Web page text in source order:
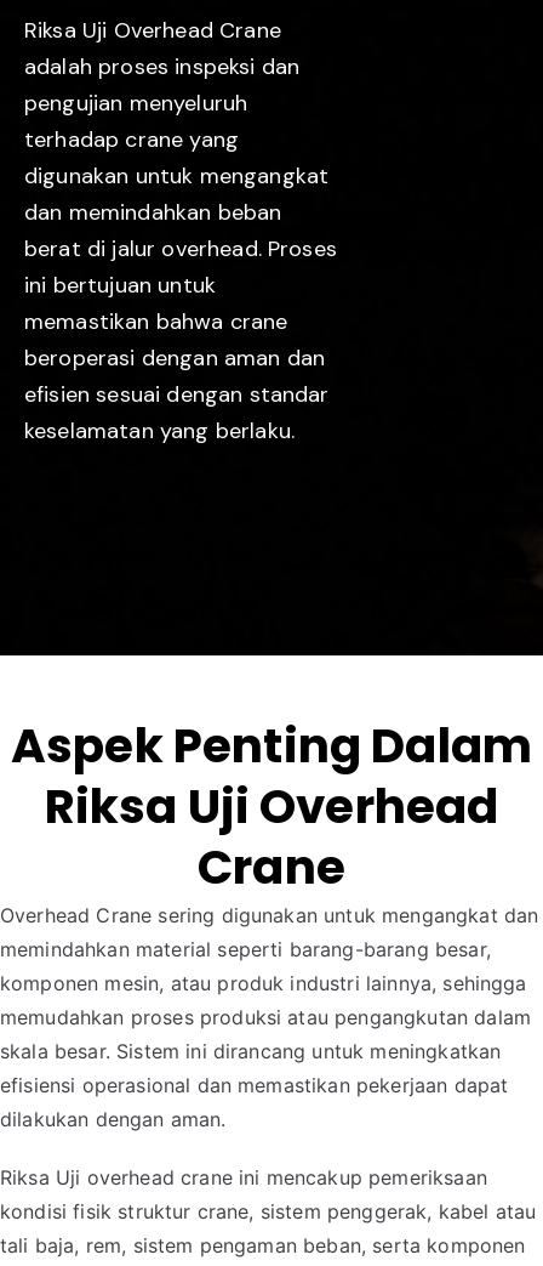
Riksa Uji Overhead Crane
adalah proses inspeksi dan
pengujian menyeluruh
terhadap crane yang
digunakan untuk mengangkat
dan memindahkan beban
berat di jalur overhead. Proses
ini bertujuan untuk
memastikan bahwa crane
beroperasi dengan aman dan
efisien sesuai dengan standar
keselamatan yang berlaku.
Aspek Penting Dalam
Riksa Uji Overhead
Crane
Overhead Crane sering digunakan untuk mengangkat dan
memindahkan material seperti barang-barang besar,
komponen mesin, atau produk industri lainnya, sehingga
memudahkan proses produksi atau pengangkutan dalam
skala besar. Sistem ini dirancang untuk meningkatkan
efisiensi operasional dan memastikan pekerjaan dapat
dilakukan dengan aman.
Riksa Uji overhead crane ini mencakup pemeriksaan
kondisi fisik struktur crane, sistem penggerak, kabel atau
tali baja, rem, sistem pengaman beban, serta komponen